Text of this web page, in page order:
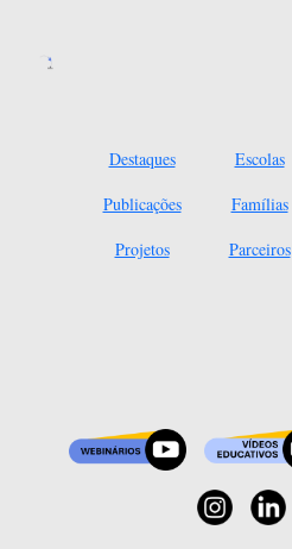
Destaques
Publicações
Projetos
Escolas
Famílias
Parceiros